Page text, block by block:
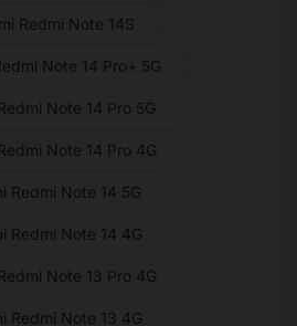
Redmi Note 14S
Note 14 Pro+ 5G
Note 14 Pro 5G
Note 14 Pro 4G
Redmi Note 14 5G
Redmi Note 14 4G
Note 13 Pro 4G
Redmi Note 13 4G